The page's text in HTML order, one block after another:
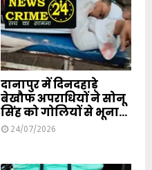
दानापुर में दिनदहाड़े
बेखौफ अपराधियों ने सोनू
सिंह को गोलियों से भूना...
24/07/2026